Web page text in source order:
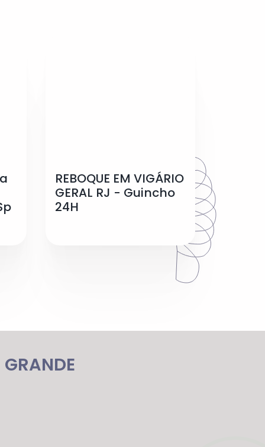
REBOQUE EM VIGÁRIO
GERAL RJ - Guincho
24H